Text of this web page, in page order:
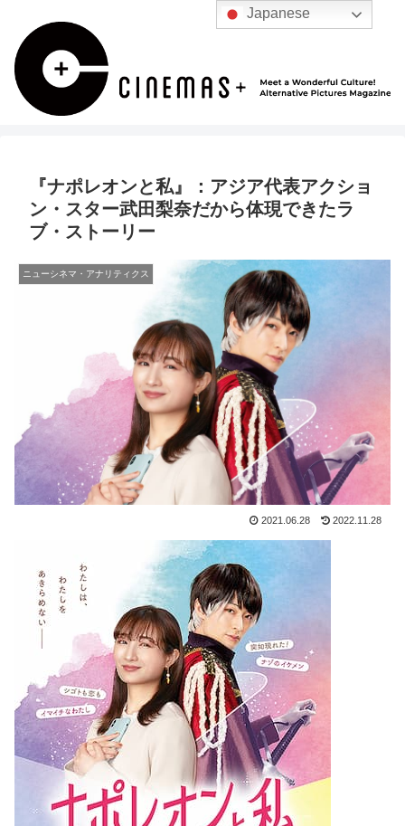
『ナポレオンと私』：アジア代表アクショ
ン・スター武田梨奈だから体現できたラ
ブ・ストーリー
ニューシネマ・アナリティクス
2021.06.28 2022.11.28
Japanese